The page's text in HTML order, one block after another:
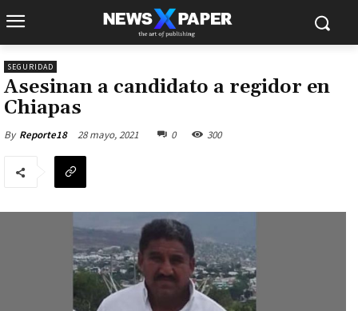
SEGURIDAD
Asesinan a candidato a regidor en
Chiapas
By Reporte18 28 mayo, 2021 0 300